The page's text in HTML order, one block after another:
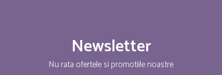
Newsletter
Nu rata ofertele si promotiile noastre